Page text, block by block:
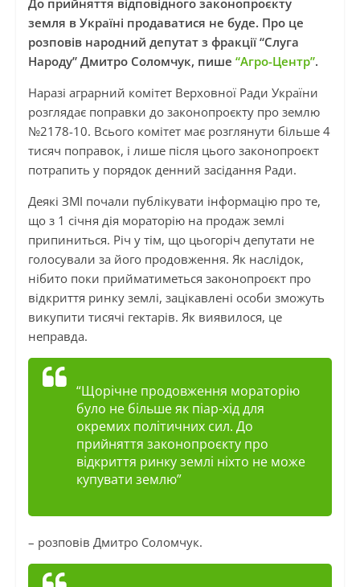
До прийняття відповідного законопроєкту
земля в Україні продаватися не буде. Про це
розповів народний депутат з фракції “Слуга
Народу” Дмитро Соломчук, пише “Агро-Центр”.
Наразі аграрний комітет Верховної Ради України
розглядає поправки до законопроєкту про землю
№2178-10. Всього комітет має розглянути більше 4
тисяч поправок, і лише після цього законопроєкт
потрапить у порядок денний засідання Ради.
Деякі ЗМІ почали публікувати інформацію про те,
що з 1 січня дія мораторію на продаж землі
припиниться. Річ у тім, що цьогоріч депутати не
голосували за його продовження. Як наслідок,
нібито поки прийматиметься законопроєкт про
відкриття ринку землі, зацікавлені особи зможуть
викупити тисячі гектарів. Як виявилося, це
неправда.
“Щорічне продовження мораторію
було не більше як піар-хід для
окремих політичних сил. До
прийняття законопроєкту про
відкриття ринку землі ніхто не може
купувати землю”
– розповів Дмитро Соломчук.